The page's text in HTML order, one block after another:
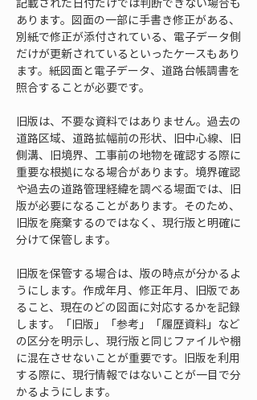
あります。図面の一部に手書き修正がある、
別紙で修正が添付されている、電子データ側
だけが更新されているといったケースもあり
ます。紙図面と電子データ、道路台帳調書を
照合することが必要です。
旧版は、不要な資料ではありません。過去の
道路区域、道路拡幅前の形状、旧中心線、旧
側溝、旧境界、工事前の地物を確認する際に
重要な根拠になる場合があります。境界確認
や過去の道路管理経緯を調べる場面では、旧
版が必要になることがあります。そのため、
旧版を廃棄するのではなく、現行版と明確に
分けて保管します。
旧版を保管する場合は、版の時点が分かるよ
うにします。作成年月、修正年月、旧版であ
ること、現在のどの図面に対応するかを記録
します。「旧版」「参考」「履歴資料」など
の区分を明示し、現行版と同じファイルや棚
に混在させないことが重要です。旧版を利用
する際に、現行情報ではないことが一目で分
かるようにします。